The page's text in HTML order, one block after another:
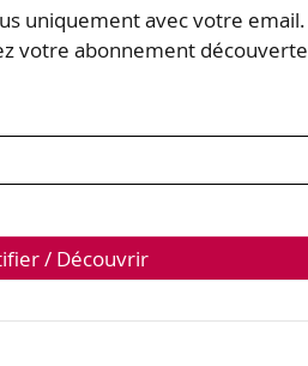
uniquement avec votre email.
votre abonnement découverte
/ Découvrir